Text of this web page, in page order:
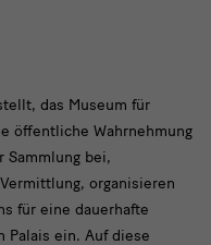
das Museum für
öffentliche Wahrnehmung
Sammlung bei,
organisieren
für eine dauerhafte
Palais ein. Auf diese